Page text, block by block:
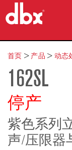
产品
案例研究
哪里购买
培训
支持
首页 >产品 > 动态
162SL
停产
紫色系列
声/压限器